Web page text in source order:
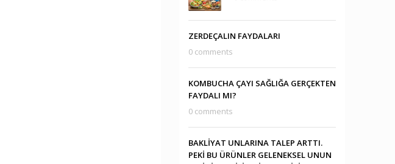
ZERDEÇALIN FAYDALARI
0 comments
KOMBUCHA ÇAYI SAĞLIĞA GERÇEKTEN
FAYDALI MI?
0 comments
BAKLİYAT UNLARINA TALEP ARTTI.
PEKİ BU ÜRÜNLER GELENEKSEL UNUN